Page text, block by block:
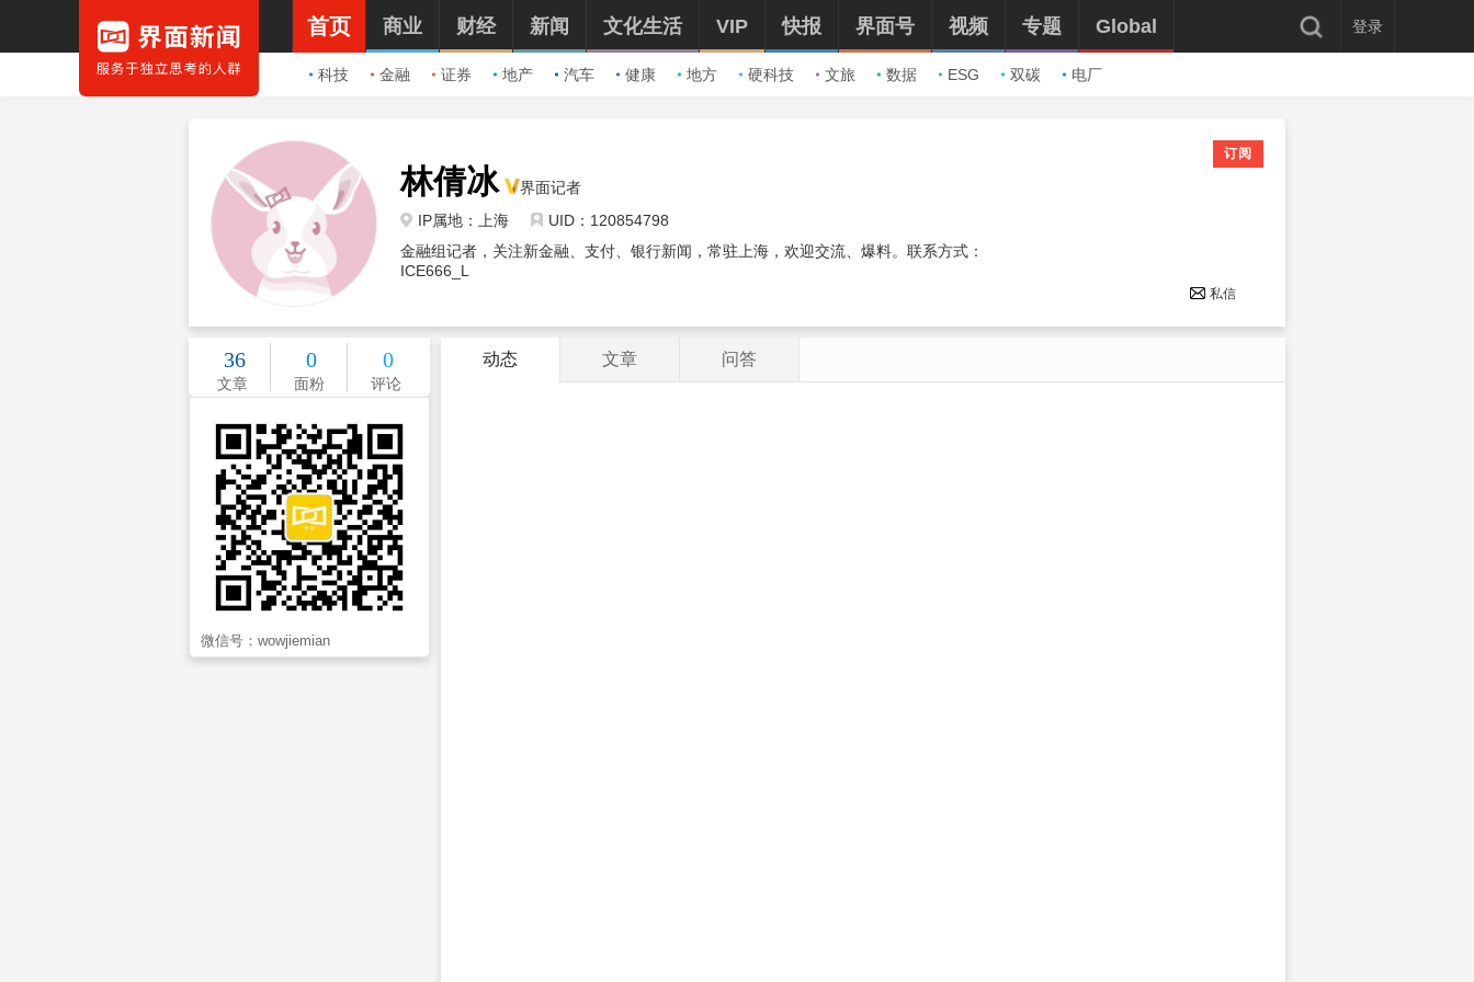
首页
科技 金融 证券 地产 汽车 健康 地方 硬科技 文旅 数据 ESG 双碳 电厂
商业 财经 新闻 文化生活 VIP 快报 界面号 视频 专题 Global 登录
林倩冰
界面记者
IP属地：上海
UID：120854798
订阅
金融组记者，关注新金融、支付、银行新闻，常驻上海，欢迎交流、爆料。联系方式：
ICE666_L
私信
36
文章
0
面粉
0
评论
微信号： wowjiemian
动态 文章 问答